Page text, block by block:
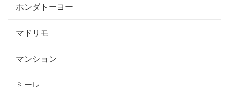
ホンダトーヨー
マドリモ
マンション